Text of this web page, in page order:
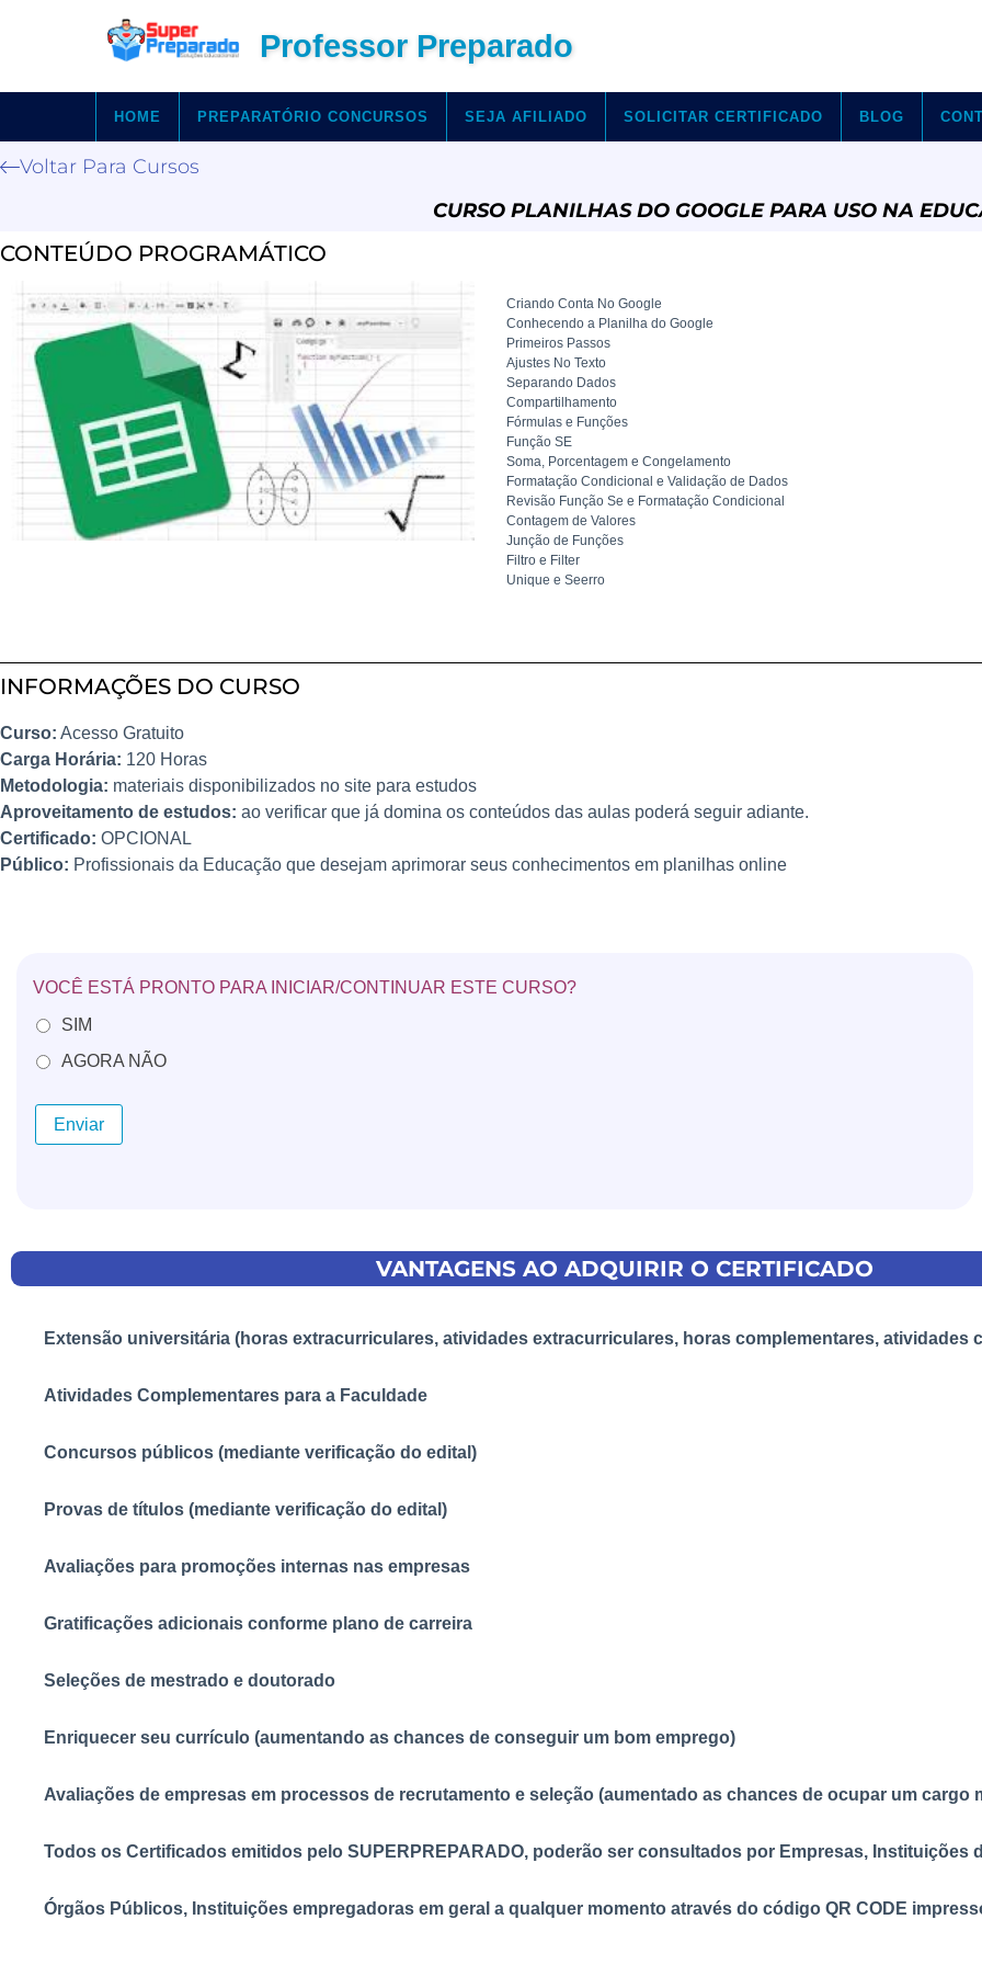
Professor Preparado
HOME PREPARATÓRIO CONCURSOS SEJA AFILIADO SOLICITAR CERTIFICADO BLOG
Voltar Para Cursos
CURSO PLANILHAS DO GOOGLE PARA USO NA
CONTEÚDO PROGRAMÁTICO
Criando Conta No Google
Conhecendo a Planilha do Google
Primeiros Passos
Ajustes No Texto
Separando Dados
Compartilhamento
Fórmulas e Funções
Função SE
Soma, Porcentagem e Congelamento
Formatação Condicional e Validação de Dados
Revisão Função Se e Formatação Condicional
Contagem de Valores
Junção de Funções
Filtro e Filter
Unique e Seerro
INFORMAÇÕES DO CURSO
Curso: Acesso Gratuito
Carga Horária: 120 Horas
Metodologia: materiais disponibilizados no site para estudos
Aproveitamento de estudos: ao verificar que já domina os conteúdos das aulas poderá seguir adiante.
Certificado: OPCIONAL
Público: Profissionais da Educação que desejam aprimorar seus conhecimentos em planilhas online
VOCÊ ESTÁ PRONTO PARA INICIAR/CONTINUAR ESTE CURSO?
SIM
AGORA NÃO
VANTAGENS AO ADQUIRIR O CERTIFICADO
Extensão universitária (horas extracurriculares, atividades extracurriculares, horas complementares, atividades
Atividades Complementares para a Faculdade
Concursos públicos (mediante verificação do edital)
Provas de títulos (mediante verificação do edital)
Avaliações para promoções internas nas empresas
Gratificações adicionais conforme plano de carreira
Seleções de mestrado e doutorado
Enriquecer seu currículo (aumentando as chances de conseguir um bom emprego)
Avaliações de empresas em processos de recrutamento e seleção (aumentado as chances de ocupar um cargo
Todos os Certificados emitidos pelo SUPERPREPARADO, poderão ser consultados por Empresas, Instituições
Órgãos Públicos, Instituições empregadoras em geral a qualquer momento através do código QR CODE